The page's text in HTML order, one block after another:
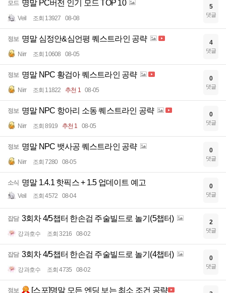
모드 명말 PC버전 인기 모드 TOP 10
Veil 조회 13927 08-08
5
댓글
정보 명말 심정안&심언평 퀘스트라인 공략
Nirr 조회 10608 08-05
4
댓글
정보 명말 NPC 황검아 퀘스트라인 공략
Nirr 조회 11822 추천 1 08-05
0
댓글
정보 명말 NPC 항아리 소동 퀘스트라인 공략
Nirr 조회 8919 추천 1 08-05
0
댓글
정보 명말 NPC 뱃사공 퀘스트라인 공략
Nirr 조회 7280 08-05
0
댓글
소식 명말 1.4.1 핫픽스 + 1.5 업데이트 예고
Veil 조회 4572 08-04
0
댓글
잡담 3회차 4/5챕터 한손검 주술빌드로 놀기(5챕터)
강과호수 조회 3216 08-02
2
댓글
잡담 3회차 4/5챕터 한손검 주술빌드로 놀기(4챕터)
강과호수 조회 4735 08-02
0
댓글
정보 [스포]명말 모든 엔딩 보는 최소 조건 공략